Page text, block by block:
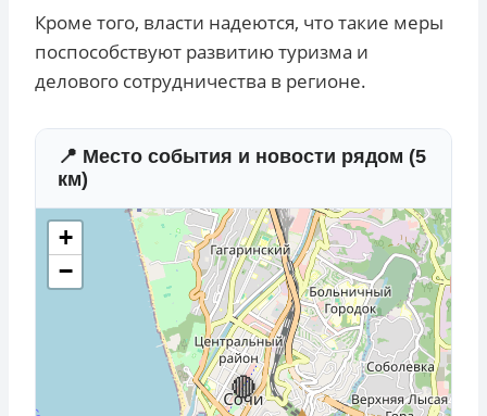
Кроме того, власти надеются, что такие меры
поспособствуют развитию туризма и
делового сотрудничества в регионе.
📍 Место события и новости рядом (5
км)
🔴
+
−